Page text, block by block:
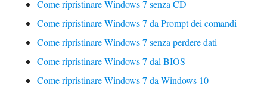
Come ripristinare Windows 7 senza CD
Come ripristinare Windows 7 da Prompt dei comandi
Come ripristinare Windows 7 senza perdere dati
Come ripristinare Windows 7 dal BIOS
Come ripristinare Windows 7 da Windows 10